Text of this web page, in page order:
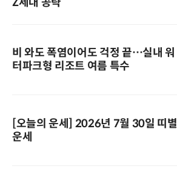
비 와도 폭염이어도 걱정 끝…실내 워
터파크형 리조트 여름 특수
[오늘의 운세] 2026년 7월 30일 띠별
운세